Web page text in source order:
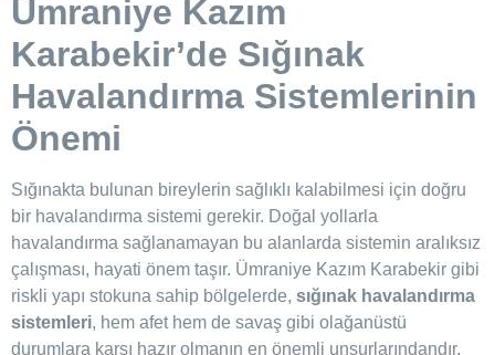
Ümraniye Kazım
Karabekir’de Sığınak
Havalandırma Sistemlerinin
Önemi
Sığınakta bulunan bireylerin sağlıklı kalabilmesi için doğru
bir havalandırma sistemi gerekir. Doğal yollarla
havalandırma sağlanamayan bu alanlarda sistemin aralıksız
çalışması, hayati önem taşır. Ümraniye Kazım Karabekir gibi
riskli yapı stokuna sahip bölgelerde, sığınak havalandırma
sistemleri, hem afet hem de savaş gibi olağanüstü
durumlara karşı hazır olmanın en önemli unsurlarındandır.